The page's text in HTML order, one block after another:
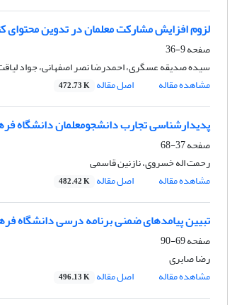
لزوم افزایش مشارکت معلمان در تدوین
صفحه9-36
سیده صدیقه عسگری، احمدرضا نصر اصفهانی، جواد
مشاهده مقاله
اصل مقاله 472.73 K
پدیدارشناسی تجارب دانشجومعلمان دانشگاه
صفحه37-68
رحمت اله خسروی، نازنین قاسمی
مشاهده مقاله
اصل مقاله 482.42 K
تبیین پیامدهای ضمنی برنامه درسی دانشگاه
صفحه69-90
رضا صابری
مشاهده مقاله
اصل مقاله 496.13 K